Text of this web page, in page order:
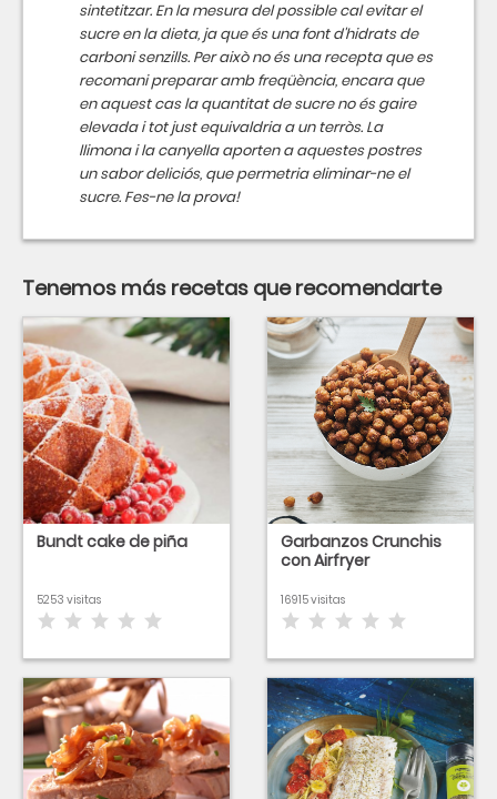
sintetitzar. En la mesura del possible cal evitar el
sucre en la dieta, ja que és una font d'hidrats de
carboni senzills. Per això no és una recepta que es
recomani preparar amb freqüència, encara que
en aquest cas la quantitat de sucre no és gaire
elevada i tot just equivaldria a un terròs. La
llimona i la canyella aporten a aquestes postres
un sabor deliciós, que permetria eliminar-ne el
sucre. Fes-ne la prova!
Tenemos más recetas que recomendarte
Bundt cake de piña
5253 visitas
Garbanzos Crunchis
con Airfryer
16915 visitas